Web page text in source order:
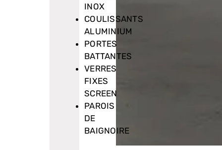
INOX
COULISSANTS
ALUMINIUM
PORTES
BATTANTES
VERRES
FIXES
SCREEN
PAROIS
DE
BAIGNOIRE